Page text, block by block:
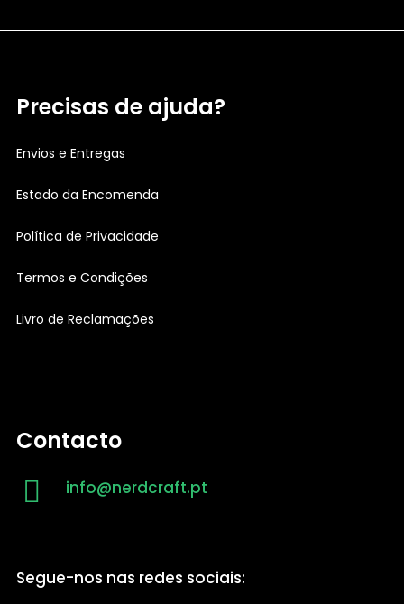
Precisas de ajuda?
Envios e Entregas
Estado da Encomenda
Política de Privacidade
Termos e Condições
Livro de Reclamações
Contacto
info@nerdcraft.pt
Segue-nos nas redes sociais: